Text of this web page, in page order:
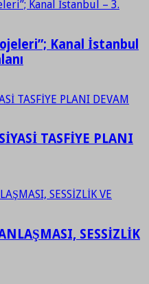
Kanal İstanbul
TASFİYE PLANI
SESSİZLİK